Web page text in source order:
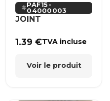
PAF15-
04000003
JOINT
1.39€TVA incluse
Voir le produit